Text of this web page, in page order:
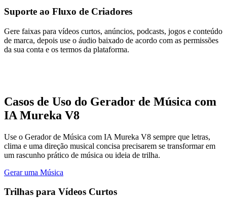
Suporte ao Fluxo de Criadores
Gere faixas para vídeos curtos, anúncios, podcasts, jogos e conteúdo
de marca, depois use o áudio baixado de acordo com as permissões
da sua conta e os termos da plataforma.
Casos de Uso do Gerador de Música com
IA Mureka V8
Use o Gerador de Música com IA Mureka V8 sempre que letras,
clima e uma direção musical concisa precisarem se transformar em
um rascunho prático de música ou ideia de trilha.
Gerar uma Música
Trilhas para Vídeos Curtos